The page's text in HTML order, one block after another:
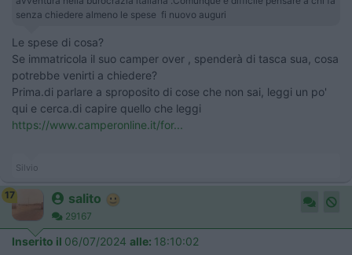
senza chiedere almeno le spese fi nuovo auguri
Le spese di cosa?
Se immatricola il suo camper over , spenderà di tasca sua, cosa
potrebbe venirti a chiedere?
Prima.di parlare a sproposito di cose che non sai, leggi un po'
qui e cerca.di capire quello che leggi
https://www.camperonline.it/for...
Silvio
17 salito
29167
Inserito il 06/07/2024 alle: 18:10:02